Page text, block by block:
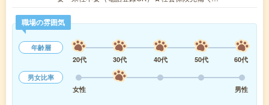
職場の雰囲気
年齢層
20代
30代 40代 50代
60代
男女比率
女性
男性